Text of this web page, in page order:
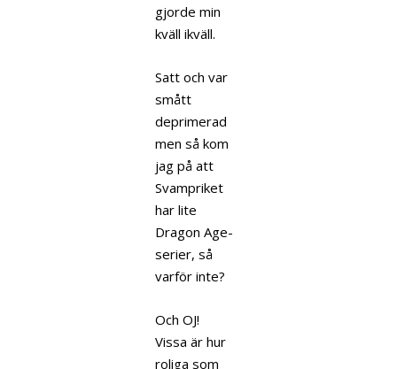
gjorde min
kväll ikväll.
Satt och var
smått
deprimerad
men så kom
jag på att
Svampriket
har lite
Dragon Age-
serier, så
varför inte?
Och OJ!
Vissa är hur
roliga som